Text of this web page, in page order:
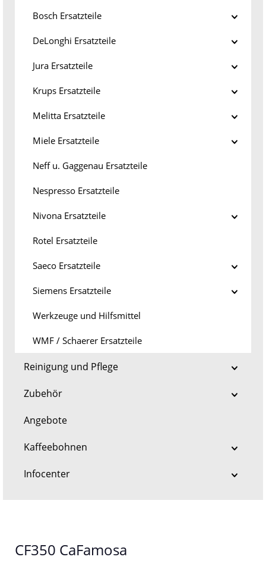
Bosch Ersatzteile
DeLonghi Ersatzteile
Jura Ersatzteile
Krups Ersatzteile
Melitta Ersatzteile
Miele Ersatzteile
Neff u. Gaggenau Ersatzteile
Nespresso Ersatzteile
Nivona Ersatzteile
Rotel Ersatzteile
Saeco Ersatzteile
Siemens Ersatzteile
Werkzeuge und Hilfsmittel
WMF / Schaerer Ersatzteile
Reinigung und Pflege
Zubehör
Angebote
Kaffeebohnen
Infocenter
CF350 CaFamosa